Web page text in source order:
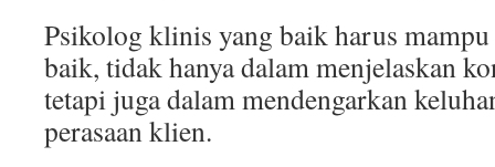
Psikolog klinis yang baik harus
baik, tidak hanya dalam menjelaskan
tetapi juga dalam mendengarkan
perasaan klien.